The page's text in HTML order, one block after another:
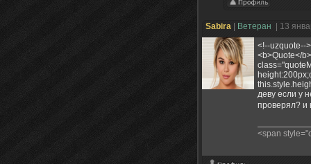
Sabira Ветеран
| 13
<!--uzquote--
<b>Quote</
деву если у
проверял? и
<span